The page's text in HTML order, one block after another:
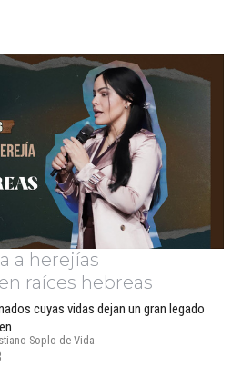
a herejías
raíces hebreas
cuyas vidas dejan un gran legado
Soplo de Vida